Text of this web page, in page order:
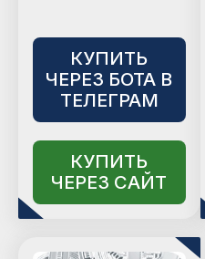
КУПИТЬ
ЧЕРЕЗ БОТА В
ТЕЛЕГРАМ
КУПИТЬ
ЧЕРЕЗ САЙТ